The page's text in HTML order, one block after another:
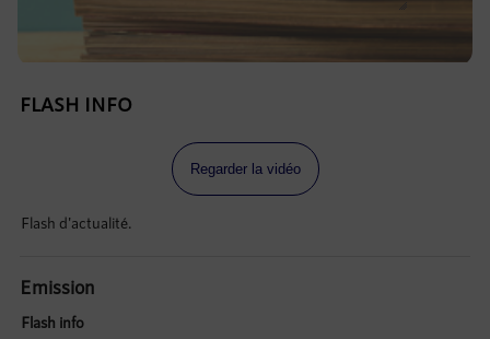
FLASH INFO
Regarder la vidéo
Flash d'actualité.
Emission
Flash info